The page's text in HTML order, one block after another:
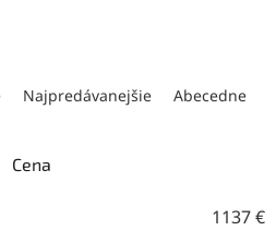
Najpredávanejšie Abecedne
Cena
1137€